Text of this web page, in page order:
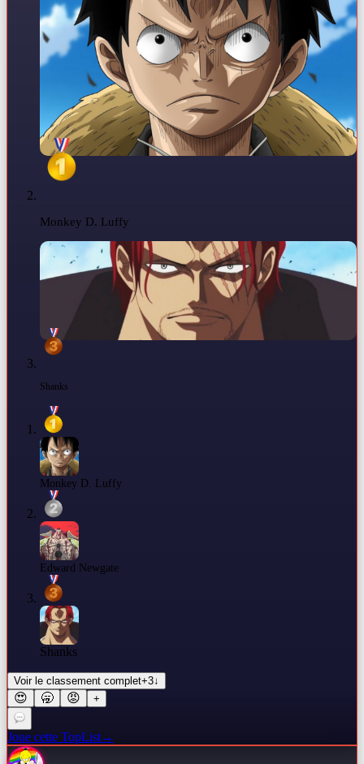
Monkey D. Luffy
Shanks
Monkey D. Luffy
Edward Newgate
Shanks
Voir le classement complet+3↓
😍 🥱 😡 +
Joue cette TopList→